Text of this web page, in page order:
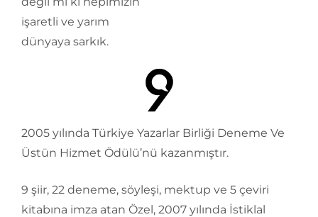
işaretli ve yarım
dünyaya sarkık.
2005 yılında Türkiye Yazarlar Birliği Deneme Ve
Üstün Hizmet Ödülü’nü kazanmıştır.
9 şiir, 22 deneme, söyleşi, mektup ve 5 çeviri
kitabına imza atan Özel, 2007 yılında İstiklal